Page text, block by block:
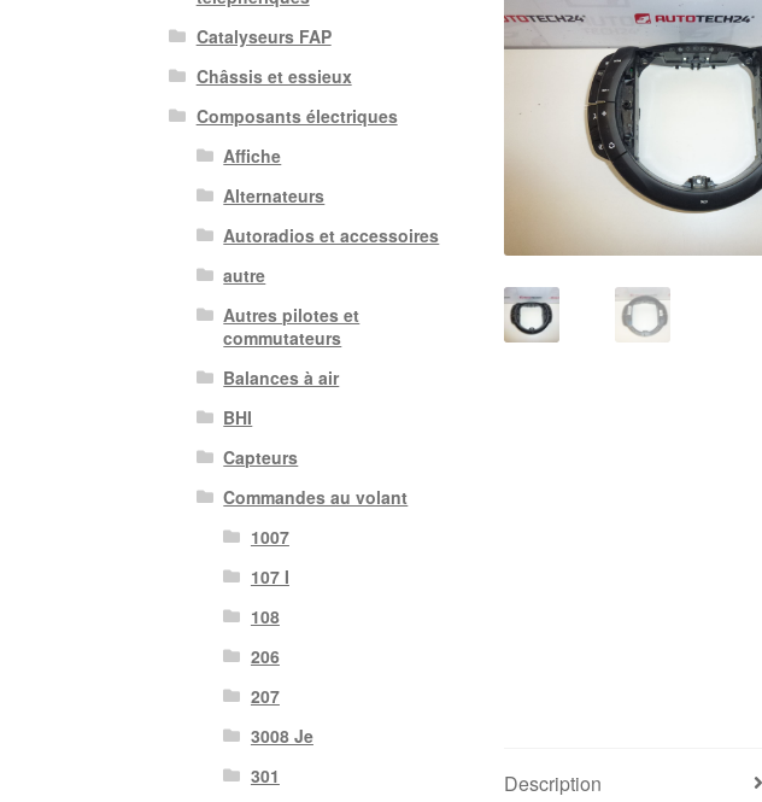
Description
Catalyseurs FAP
Châssis et essieux
Composants électriques
Affiche
Alternateurs
Autoradios et accessoires
autre
Autres pilotes et
commutateurs
Balances à air
BHI
Capteurs
Commandes au volant
1007
107 I
108
206
207
3008 Je
301